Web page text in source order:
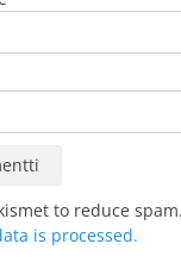
to reduce spam.
is processed.